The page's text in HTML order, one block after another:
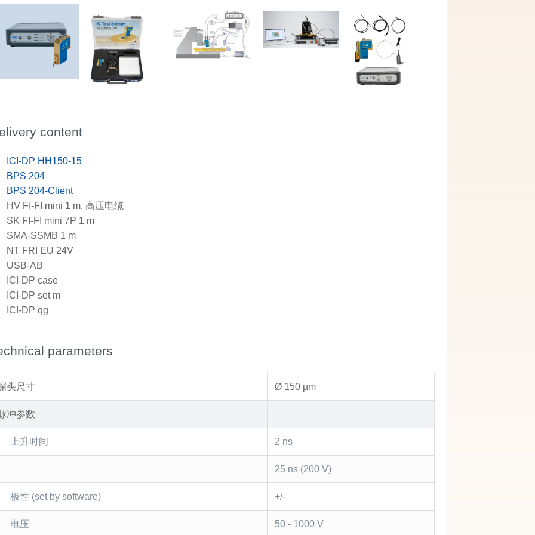
content
ICI-DP HH150-15
BPS 204
BPS 204-Client
HV FI-FI mini 1 m, 高压电缆
SK FI-FI mini 7P 1 m
SMA-SSMB 1 m
NT FRI EU 24V
USB-AB
ICI-DP case
ICI-DP set m
ICI-DP qg
parameters
头尺寸 Ø 150 µm
冲参数
上升时间 2 ns
25 ns (200 V)
极性 (set by software) +/-
电压 50 - 1000 V